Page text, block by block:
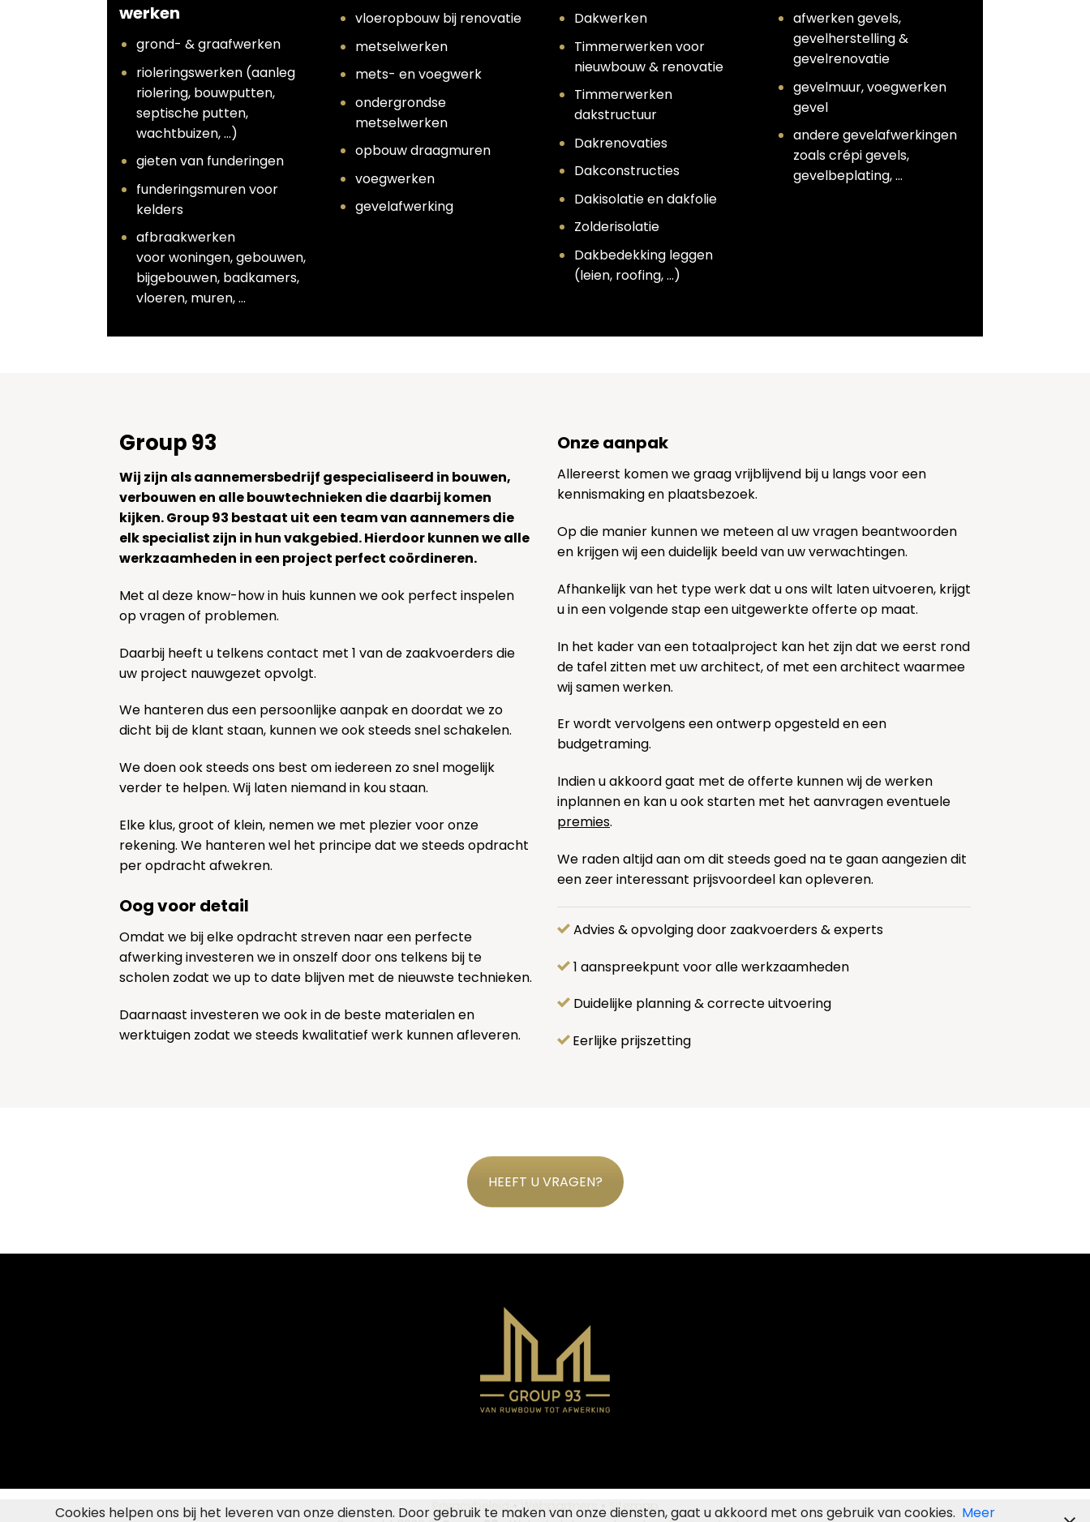
werken
grond- & graafwerken
rioleringswerken (aanleg
riolering, bouwputten,
septische putten,
wachtbuizen, …)
gieten van funderingen
funderingsmuren voor
kelders
afbraakwerken
voor woningen, gebouwen,
bijgebouwen, badkamers,
vloeren, muren, …
vloeropbouw bij renovatie
metselwerken
mets- en voegwerk
ondergrondse
metselwerken
opbouw draagmuren
voegwerken
gevelafwerking
Dakwerken
Timmerwerken voor
nieuwbouw & renovatie
Timmerwerken
dakstructuur
Dakrenovaties
Dakconstructies
Dakisolatie en dakfolie
Zolderisolatie
Dakbedekking leggen
(leien, roofing, …)
afwerken gevels,
gevelherstelling &
gevelrenovatie
gevelmuur, voegwerken
gevel
andere gevelafwerkingen
zoals crépi gevels,
gevelbeplating, …
Group 93
Wij zijn als aannemersbedrijf gespecialiseerd in bouwen,
verbouwen en alle bouwtechnieken die daarbij komen
kijken. Group 93 bestaat uit een team van aannemers die
elk specialist zijn in hun vakgebied. Hierdoor kunnen we alle
werkzaamheden in een project perfect coördineren.
Met al deze know-how in huis kunnen we ook perfect inspelen
op vragen of problemen.
Daarbij heeft u telkens contact met 1 van de zaakvoerders die
uw project nauwgezet opvolgt.
We hanteren dus een persoonlijke aanpak en doordat we zo
dicht bij de klant staan, kunnen we ook steeds snel schakelen.
We doen ook steeds ons best om iedereen zo snel mogelijk
verder te helpen. Wij laten niemand in kou staan.
Elke klus, groot of klein, nemen we met plezier voor onze
rekening. We hanteren wel het principe dat we steeds opdracht
per opdracht afwekren.
Oog voor detail
Omdat we bij elke opdracht streven naar een perfecte
afwerking investeren we in onszelf door ons telkens bij te
scholen zodat we up to date blijven met de nieuwste technieken.
Daarnaast investeren we ook in de beste materialen en
werktuigen zodat we steeds kwalitatief werk kunnen afleveren.
Onze aanpak
Allereerst komen we graag vrijblijvend bij u langs voor een
kennismaking en plaatsbezoek.
Op die manier kunnen we meteen al uw vragen beantwoorden
en krijgen wij een duidelijk beeld van uw verwachtingen.
Afhankelijk van het type werk dat u ons wilt laten uitvoeren, krijgt
u in een volgende stap een uitgewerkte offerte op maat.
In het kader van een totaalproject kan het zijn dat we eerst rond
de tafel zitten met uw architect, of met een architect waarmee
wij samen werken.
Er wordt vervolgens een ontwerp opgesteld en een
budgetraming.
Indien u akkoord gaat met de offerte kunnen wij de werken
inplannen en kan u ook starten met het aanvragen eventuele
premies.
We raden altijd aan om dit steeds goed na te gaan aangezien dit
een zeer interessant prijsvoordeel kan opleveren.
Advies & opvolging door zaakvoerders & experts
1 aanspreekpunt voor alle werkzaamheden
Duidelijke planning & correcte uitvoering
Eerlijke prijszetting
HEEFT U VRAGEN?
Privacybeleid•Webpartners• Sitemap
Cookies helpen ons bij het leveren van onze diensten. Door gebruik te maken van onze diensten, gaat u akkoord met ons gebruik van cookies. Meer